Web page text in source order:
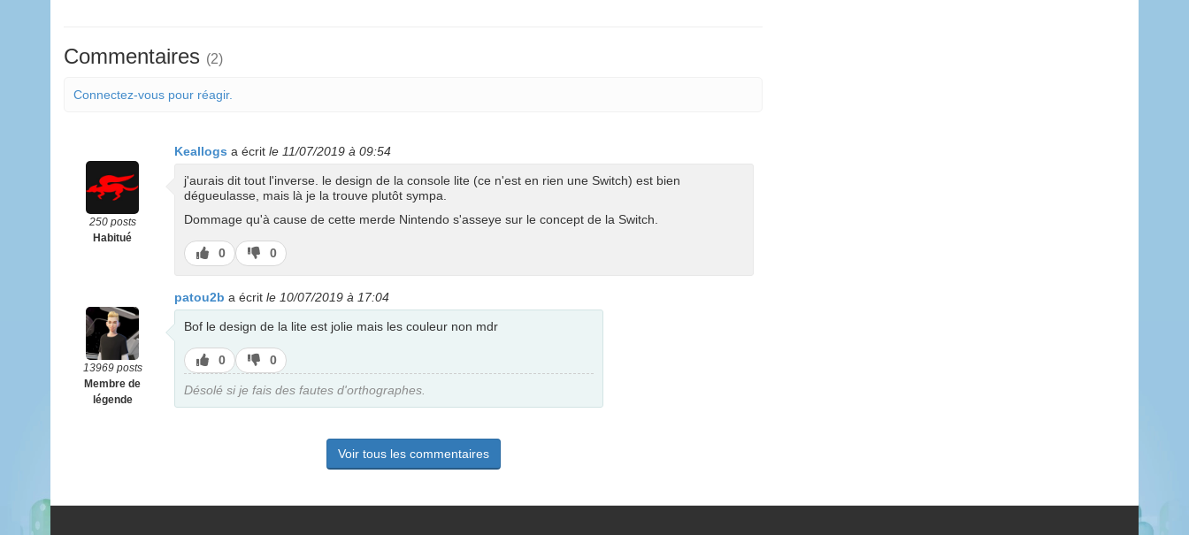
Commentaires (2)
Connectez-vous pour réagir.
250 posts
Habitué
Keallogs a écrit le 11/07/2019 à 09:54
j'aurais dit tout l'inverse. le design de la console lite (ce n'est en rien une Switch) est bien
dégueulasse, mais là je la trouve plutôt sympa.
Dommage qu'à cause de cette merde Nintendo s'asseye sur le concept de la Switch.
J’aime
0
J’aime
pas
0
13969 posts
Membre de
légende
patou2b a écrit le 10/07/2019 à 17:04
Bof le design de la lite est jolie mais les couleur non mdr
J’aime
0
J’aime
pas
0
Désolé si je fais des fautes d'orthographes.
Voir tous les commentaires